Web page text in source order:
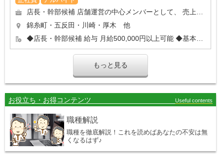
錦糸町・五反田・川崎・厚木 他
もっと見る
お役立ち・お得コンテンツ Useful contents
職種解説
職種を徹底解説！これを読めばあなたの不安は無
くなるはず♪